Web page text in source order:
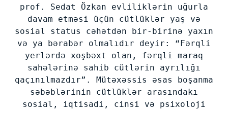
prof. Sedat Özkan evliliklərin uğurla
davam etməsi üçün cütlüklər yaş və
sosial status cəhətdən bir-birinə yaxın
və ya bərabər olmalıdır deyir: “Fərqli
yerlərdə xoşbəxt olan, fərqli maraq
sahələrinə sahib cütlərin ayrılığı
qaçınılmazdır”. Mütəxəssis əsas boşanma
səbəblərinin cütlüklər arasındakı
sosial, iqtisadi, cinsi və psixoloji